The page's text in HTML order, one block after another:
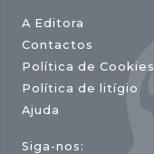
A Editora
Contactos
Política de Cookies
Política de litígio
Ajuda
Siga-nos: